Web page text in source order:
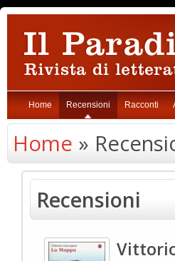
Home Recensioni Racconti
Home »
Recensioni